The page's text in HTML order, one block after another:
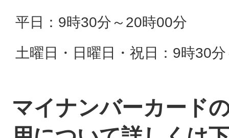
平日：9時30分～20時00分
土曜日・日曜日・祝日：9時30
マイナンバーカード